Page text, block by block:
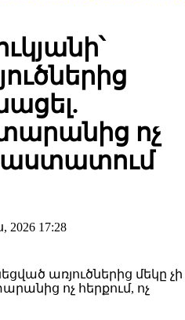
ոչ
հաստատում
2026 17:28